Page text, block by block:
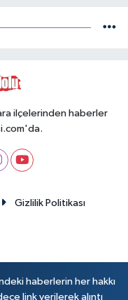
ilçelerinden haberler
Gizlilik Politikası
haberlerin her hakkı
link verilerek alıntı